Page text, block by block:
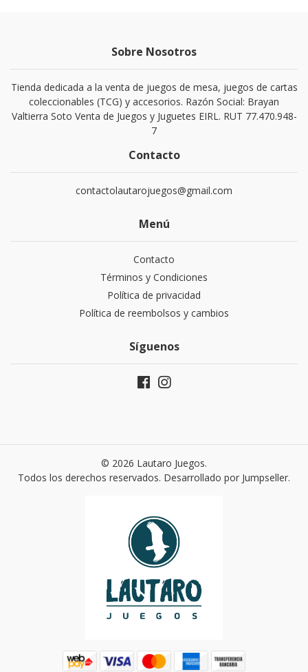
Sobre Nosotros
Tienda dedicada a la venta de juegos de mesa, juegos de cartas
coleccionables (TCG) y accesorios. Razón Social: Brayan
Valtierra Soto Venta de Juegos y Juguetes EIRL. RUT 77.470.948-
7
Contacto
contactolautarojuegos@gmail.com
Menú
Contacto
Términos y Condiciones
Política de privacidad
Política de reembolsos y cambios
Síguenos
© 2026 Lautaro Juegos.
Todos los derechos reservados. Desarrollado por Jumpseller.